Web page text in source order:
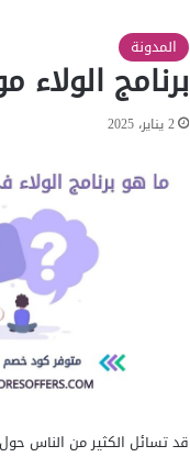
المدونة
برنامج
2 يناير، 2025
قد تسائل الكثير من الناس حول